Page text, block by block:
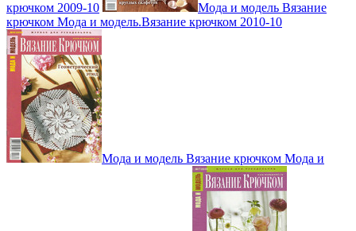
крючком 2009-10
Мода и модель Вязание
крючком Мода и модель.Вязание крючком 2010-10
Мода и модель Вязание крючком Мода и